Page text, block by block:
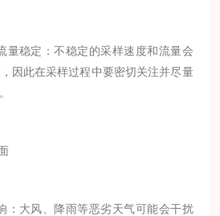
稳定：不稳定的采样速度和流量会
因此在采样过程中要密切关注并尽量
大风、降雨等恶劣天气可能会干扰